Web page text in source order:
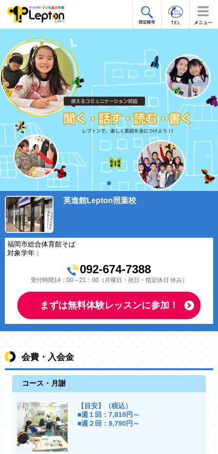
英進館Lepton照葉校
福岡市総合体育館そば
対象学年：
092-674-7388
受付時間14：00～21：00（月曜日・祝日・指定休日 休み）
まずは無料体験レッスンに参加！
会費・入会金
コース・月謝
【目安】（税込）
■週１回：7,810円～
■週２回：9,790円～